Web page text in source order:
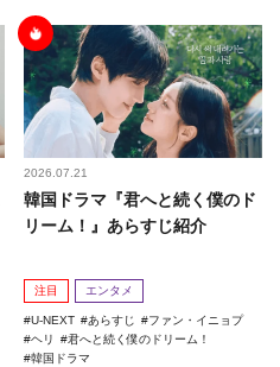
2026.07.21
韓国ドラマ『君へと続く僕のド
リーム！』あらすじ紹介
注目 エンタメ
U-NEXT あらすじ
ファン・イニョプ
ヘリ
君へと続く僕のドリーム！
韓国ドラマ